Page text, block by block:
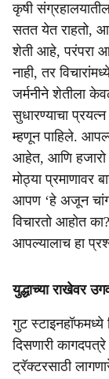
कृषी
सतत येत राहतो,
शेती आहे, परंपरा
नाही, तर
जर्मनीने शेतीला
सुधारण्याचा
म्हणून पाहिले.
आहेत, आणि हजारो
मोठ्या
आपण ‘हे अजून
विचारतो आहोत
आपल्यालाच हा
युद्धाच्या राखेवर
गुट स्टाइनहॉफमध्ये
दिसणारी
ट्रॅक्टरसाठी